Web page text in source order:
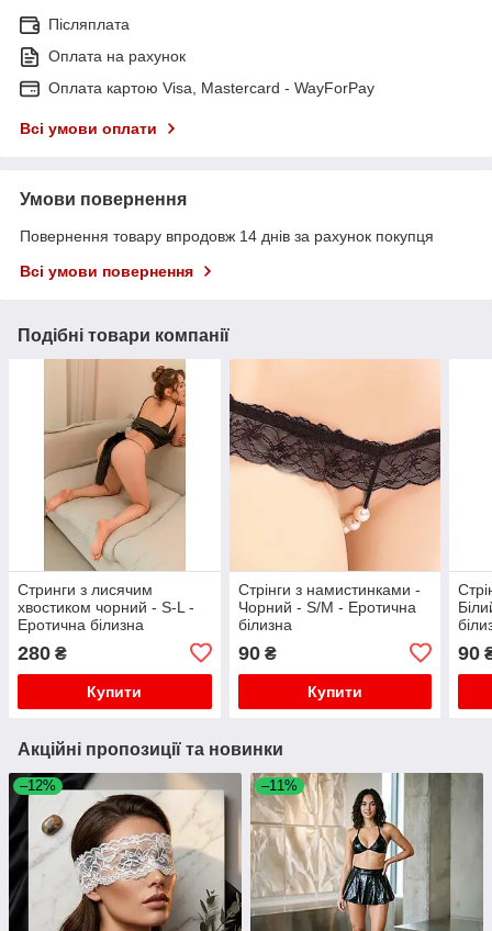
Післяплата
Оплата на рахунок
Оплата картою Visa, Mastercard - WayForPay
Всі умови оплати
Умови повернення
Повернення товару впродовж 14 днів за рахунок покупця
Всі умови повернення
Подібні товари компанії
Стринги з лисячим
хвостиком чорний - S-L -
Еротична білизна
280 ₴
Купити
Стрінги з намистинками -
Чорний - S/M - Еротична
білизна
90₴
Купити
90
Акційні пропозиції та новинки
–12% –11%